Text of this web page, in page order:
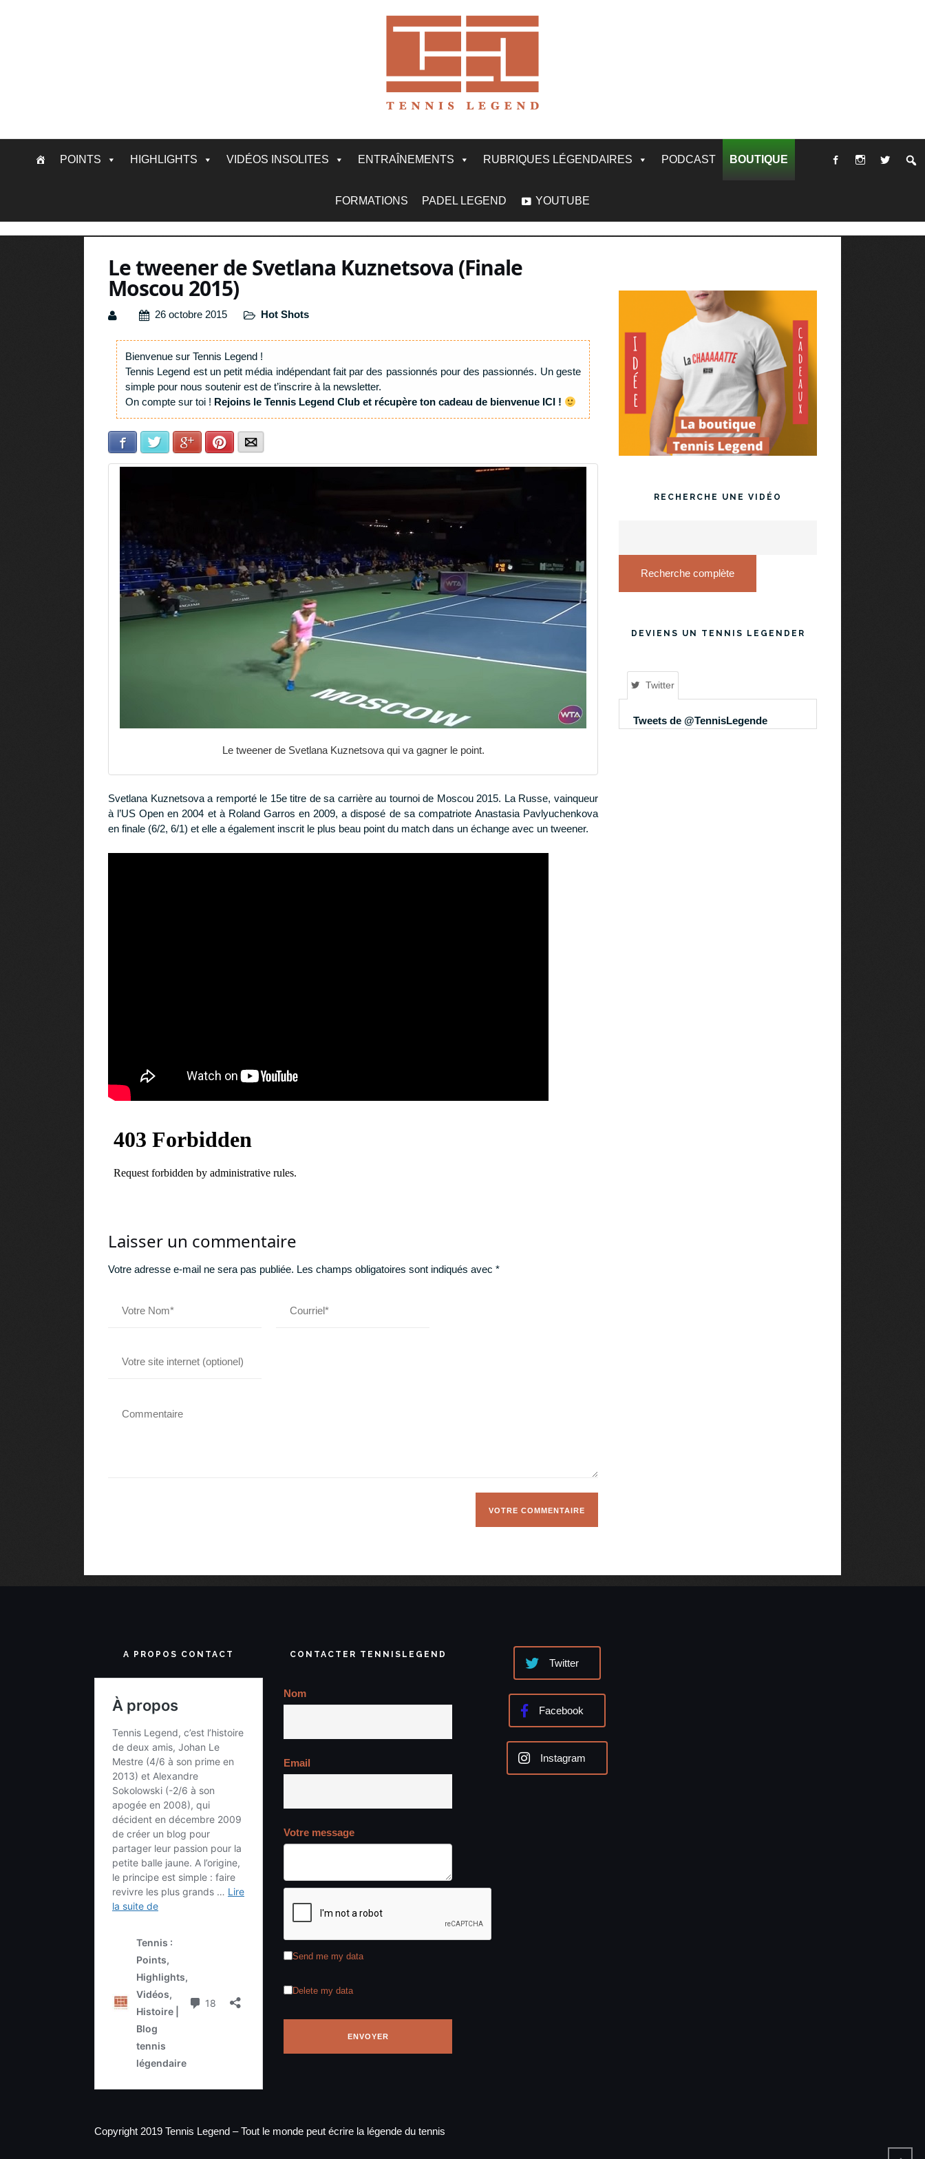
POINTS HIGHLIGHTS VIDÉOS INSOLITES ENTRAÎNEMENTS RUBRIQUES LÉGENDAIRES PODCAST BOUTIQUE
FORMATIONS PADEL LEGEND YOUTUBE
Le tweener de Svetlana Kuznetsova (Finale
Moscou 2015)
26 octobre 2015 Hot Shots
Bienvenue sur Tennis Legend !
Tennis Legend est un petit média indépendant fait par des passionnés pour des passionnés. Un geste
simple pour nous soutenir est de t’inscrire à la newsletter.
On compte sur toi ! Rejoins le Tennis Legend Club et récupère ton cadeau de bienvenue ICI !
Facebook Twitter Google+Pinterest
Le tweener de Svetlana Kuznetsova qui va gagner le point.
Svetlana Kuznetsova a remporté le 15e titre de sa carrière au tournoi de Moscou 2015. La Russe, vainqueur
à l’US Open en 2004 et à Roland Garros en 2009, a disposé de sa compatriote Anastasia Pavlyuchenkova
en finale (6/2, 6/1) et elle a également inscrit le plus beau point du match dans un échange avec un tweener.
Laisser un commentaire
Votre adresse e-mail ne sera pas publiée. Les champs obligatoires sont indiqués avec *
RECHERCHE UNE VIDÉO
Recherche complète
DEVIENS UN TENNIS LEGENDER
Twitter
Tweets de @TennisLegende
A PROPOS CONTACT CONTACTER TENNISLEGEND
Nom
Email
Votre message
Send me my data
Delete my data
Twitter
Facebook
Instagram
Copyright 2019 Tennis Legend – Tout le monde peut écrire la légende du tennis